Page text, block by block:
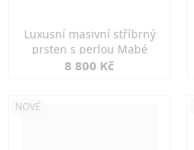
Luxusní masivní stříbrný
prsten s perlou Mabé
8 800 Kč
NOVÉ